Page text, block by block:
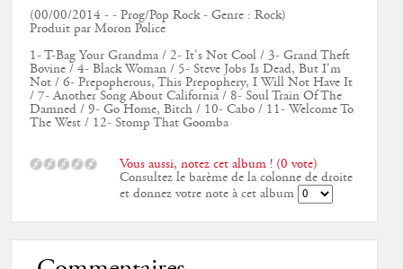
(00/00/2014 - - Prog/Pop Rock - Genre : Rock)
Produit par Moron Police
1- T-Bag Your Grandma / 2- It's Not Cool / 3- Grand Theft
Bovine / 4- Black Woman / 5- Steve Jobs Is Dead, But I'm
Not / 6- Prepopherous, This Prepophery, I Will Not Have It
/ 7- Another Song About California / 8- Soul Train Of The
Damned / 9- Go Home, Bitch / 10- Cabo / 11- Welcome To
The West / 12- Stomp That Goomba
Vous aussi, notez cet album ! (0 vote)
Consultez le barème de la colonne de droite
et donnez votre note à cet album